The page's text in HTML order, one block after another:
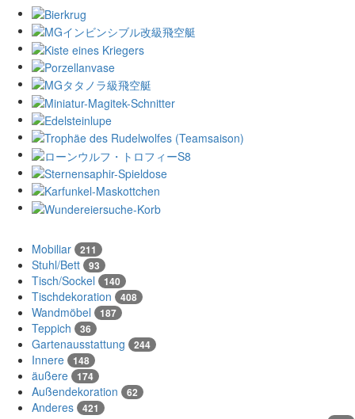
Mobiliar 211
Stuhl/Bett 93
Tisch/Sockel 140
Tischdekoration 408
Wandmöbel 187
Teppich 36
Gartenausstattung 244
Innere 148
äußere 174
Außendekoration 62
Anderes 421